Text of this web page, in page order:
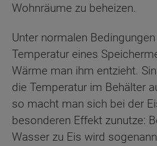
Wohnräume zu beheizen.
Unter normalen
Temperatur eines
Wärme man ihm entzieht.
die Temperatur im Behälter
so macht man sich bei der
besonderen Effekt zunutze:
Wasser zu Eis wird